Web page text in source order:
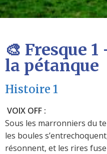
🎨 Fresque
la pétanque
Histoire 1
VOIX OFF :
Sous les marronniers du
les boules
résonnent, et les rires